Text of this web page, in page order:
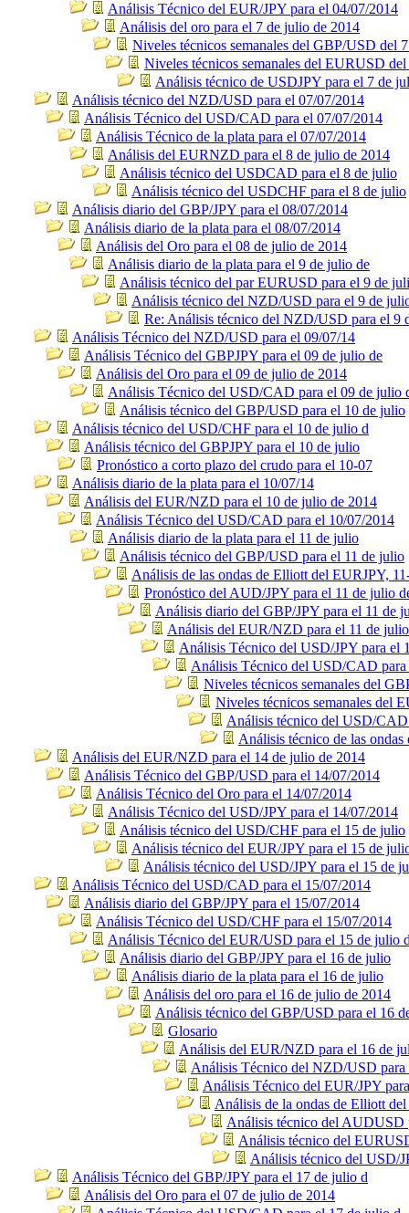
Análisis Técnico del EUR/JPY para el 04/07/2014
Análisis del oro para el 7 de julio de 2014
Niveles técnicos semanales del GBP/USD del
Niveles técnicos semanales del EURUSD del
Análisis técnico de USDJPY para el 7 de
Análisis técnico del NZD/USD para el 07/07/2014
Análisis Técnico del USD/CAD para el 07/07/2014
Análisis Técnico de la plata para el 07/07/2014
Análisis del EURNZD para el 8 de julio de 2014
Análisis técnico del USDCAD para el 8 de julio
Análisis técnico del USDCHF para el 8 de julio
Análisis diario del GBP/JPY para el 08/07/2014
Análisis diario de la plata para el 08/07/2014
Análisis del Oro para el 08 de julio de 2014
Análisis diario de la plata para el 9 de julio de
Análisis técnico del par EURUSD para el 9 de
Análisis técnico del NZD/USD para el 9 de
Re: Análisis técnico del NZD/USD para el 9
Análisis Técnico del NZD/USD para el 09/07/14
Análisis Técnico del GBPJPY para el 09 de julio de
Análisis del Oro para el 09 de julio de 2014
Análisis Técnico del USD/CAD para el 09 de julio
Análisis técnico del GBP/USD para el 10 de julio
Análisis técnico del USD/CHF para el 10 de julio d
Análisis técnico del GBPJPY para el 10 de julio
Pronóstico a corto plazo del crudo para el 10-07
Análisis diario de la plata para el 10/07/14
Análisis del EUR/NZD para el 10 de julio de 2014
Análisis Técnico del USD/CAD para el 10/07/2014
Análisis diario de la plata para el 11 de julio
Análisis técnico del GBP/USD para el 11 de julio
Análisis de las ondas de Elliott del EURJPY,
Pronóstico del AUD/JPY para el 11 de julio
Análisis diario del GBP/JPY para el 11 de
Análisis del EUR/NZD para el 11 de
Análisis Técnico del USD/JPY para el
Análisis Técnico del USD/CAD
Niveles técnicos semanales del
Niveles técnicos semanales del
Análisis técnico del USD/
Análisis técnico de las
Análisis del EUR/NZD para el 14 de julio de 2014
Análisis Técnico del GBP/USD para el 14/07/2014
Análisis Técnico del Oro para el 14/07/2014
Análisis Técnico del USD/JPY para el 14/07/2014
Análisis técnico del USD/CHF para el 15 de julio
Análisis técnico del EUR/JPY para el 15 de
Análisis técnico del USD/JPY para el 15 de
Análisis Técnico del USD/CAD para el 15/07/2014
Análisis diario del GBP/JPY para el 15/07/2014
Análisis Técnico del USD/CHF para el 15/07/2014
Análisis Técnico del EUR/USD para el 15 de julio
Análisis diario del GBP/JPY para el 16 de julio
Análisis diario de la plata para el 16 de julio
Análisis del oro para el 16 de julio de 2014
Análisis técnico del GBP/USD para el 16
Glosario
Análisis del EUR/NZD para el 16 de
Análisis Técnico del NZD/USD para
Análisis Técnico del EUR/JPY
Análisis de la ondas de Elliott
Análisis técnico del AUDUSD
Análisis técnico del
Análisis técnico del USD/
Análisis Técnico del GBP/JPY para el 17 de julio d
Análisis del Oro para el 07 de julio de 2014